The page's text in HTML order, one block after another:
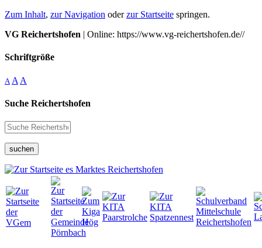
Zum Inhalt, zur Navigation oderzur Startseite springen.
VG Reichertshofen | Online: https://www.vg-reichertshofen.de//
Schriftgröße
A A A
Suche Reichertshofen
suchen